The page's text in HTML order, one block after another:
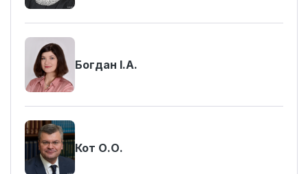
Богдан І.А.
Кот О.О.